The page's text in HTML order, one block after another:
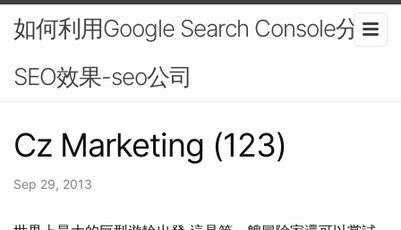
如何利用Google Search Console分析
SEO效果-seo公司
Cz Marketing (123)
Sep 29, 2013